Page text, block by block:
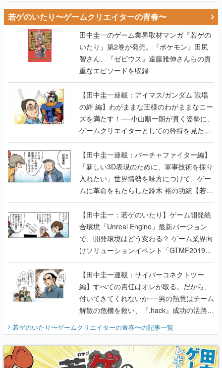
若ゲのいたり〜ゲームクリエイターの青春〜
田中圭一のゲーム業界取材マンガ『若ゲの
いたり』第2巻が発売。『ポケモン』田尻
智さん、『ゼビウス』遠藤雅伸さんらの貴
重なエピソードを収録
【田中圭一連載：アイマス/ガンダム 戦場
の絆 編】わがままな王様のわがままなニー
ズを満たす！──小山順一朗が貫く姿勢に、
ゲームクリエイターとしての矜持を見た
【若ゲのいたり最終回】
【田中圭一連載：バーチャファイター編】
「新しい3D表現のために、軍事技術を採り
入れたい」世界情勢を味方につけて、ゲー
ムに革命をもたらした鈴木 裕の功績【若ゲ
のいたり】
【田中圭一：若ゲのいたり】ゲーム開発統
合環境「Unreal Engine」最新バージョン
で、開発環境はどう変わる？ ゲーム業界向
けソリューションイベント「GTMF2019」
に行って、より理解を深めよう【PR】
【田中圭一連載：サイバーコネクトツー
編】すべての責任はオレが取る。だから、
付いてきてくれないか──男の熱意はチーム
解散の危機を救い、『.hack』成功の活路を
『少年ジャンプ』色だった【若ゲのいた
り】
若ゲのいたり〜ゲームクリエイターの青春〜の記事一覧